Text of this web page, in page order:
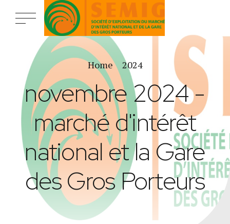
Home 2024
novembre 2024 -
marché d'intérêt
national et la Gare
des Gros Porteurs